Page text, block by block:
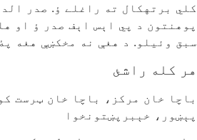
کلي برتهکال ته راغلے ؤ. صدر
پوهنتون د پي اېس اېف صدر ؤ او
سبق وئيلو. د هغې نه مخکښې هغه
هر کله راشئ
باچا خان مرکز، باچا خان ټرست
پېښور، خېبرپښتونخوا